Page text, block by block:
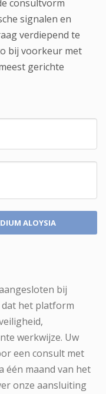
consultvorm
signalen en
verdiepend te
bij voorkeur met
gerichte
MEDIUM ALOYSIA
bij
het platform
werkwijze. Uw
een consult met
één maand van het
onze aansluiting